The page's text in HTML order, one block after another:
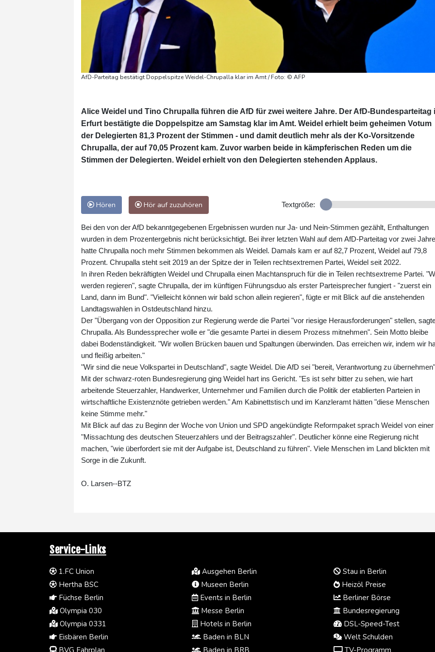
AfD-Parteitag bestätigt Doppelspitze Weidel-Chrupalla klar im Amt / Foto: © AFP
Alice Weidel und Tino Chrupalla führen die AfD für zwei weitere Jahre. Der AfD-Bundesparteitag
Erfurt bestätigte die Doppelspitze am Samstag klar im Amt. Weidel erhielt beim geheimen Votum
der Delegierten 81,3 Prozent der Stimmen - und damit deutlich mehr als der Ko-Vorsitzende
Chrupalla, der auf 70,05 Prozent kam. Zuvor warben beide in kämpferischen Reden um die
Stimmen der Delegierten. Weidel erhielt von den Delegierten stehenden Applaus.
Hören Hör auf zuzuhören Textgröße:
Bei den von der AfD bekanntgegebenen Ergebnissen wurden nur Ja- und Nein-Stimmen gezählt, Enthaltungen
wurden in dem Prozentergebnis nicht berücksichtigt. Bei ihrer letzten Wahl auf dem AfD-Parteitag vor zwei
hatte Chrupalla noch mehr Stimmen bekommen als Weidel. Damals kam er auf 82,7 Prozent, Weidel auf 79,8
Prozent. Chrupalla steht seit 2019 an der Spitze der in Teilen rechtsextremen Partei, Weidel seit 2022.
In ihren Reden bekräftigten Weidel und Chrupalla einen Machtanspruch für die in Teilen rechtsextreme Partei.
werden regieren", sagte Chrupalla, der im künftigen Führungsduo als erster Parteisprecher fungiert - "zuerst ein
Land, dann im Bund". "Vielleicht können wir bald schon allein regieren", fügte er mit Blick auf die anstehenden
Landtagswahlen in Ostdeutschland hinzu.
Der "Übergang von der Opposition zur Regierung werde die Partei "vor riesige Herausforderungen" stellen,
Chrupalla. Als Bundessprecher wolle er "die gesamte Partei in diesem Prozess mitnehmen". Sein Motto bleibe
dabei Bodenständigkeit. "Wir wollen Brücken bauen und Spaltungen überwinden. Das erreichen wir, indem wir
und fleißig arbeiten."
"Wir sind die neue Volkspartei in Deutschland", sagte Weidel. Die AfD sei "bereit, Verantwortung zu
Mit der schwarz-roten Bundesregierung ging Weidel hart ins Gericht. "Es ist sehr bitter zu sehen, wie hart
arbeitende Steuerzahler, Handwerker, Unternehmer und Familien durch die Politik der etablierten Parteien in
wirtschaftliche Existenznöte getrieben werden." Am Kabinettstisch und im Kanzleramt hätten "diese Menschen
keine Stimme mehr."
Mit Blick auf das zu Beginn der Woche von Union und SPD angekündigte Reformpaket sprach Weidel von einer
"Missachtung des deutschen Steuerzahlers und der Beitragszahler". Deutlicher könne eine Regierung nicht
machen, "wie überfordert sie mit der Aufgabe ist, Deutschland zu führen". Viele Menschen im Land blickten mit
Sorge in die Zukunft.
O. Larsen--BTZ
Service-Links
1.FC Union
Hertha BSC
Füchse Berlin
Olympia 030
Olympia 0331
Eisbären Berlin
BVG Fahrplan
Ausgehen Berlin
Museen Berlin
Events in Berlin
Messe Berlin
Hotels in Berlin
Baden in BLN
Baden in BRB
Stau in Berlin
Heizöl Preise
Berliner Börse
Bundesregierung
DSL-Speed-Test
Welt Schulden
TV-Programm